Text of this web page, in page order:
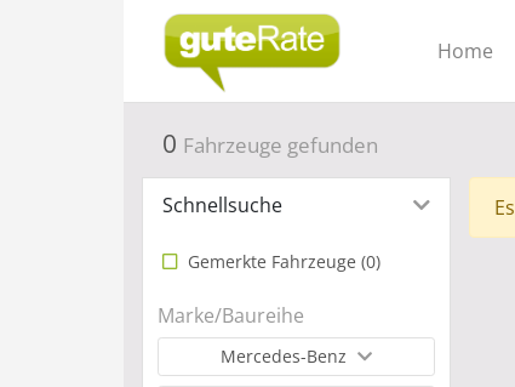
Home
0 Fahrzeuge gefunden
Schnellsuche
Gemerkte Fahrzeuge (0)
Marke/Baureihe
Mercedes-Benz